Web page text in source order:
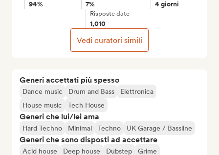
Generi accettati più spesso
Dance music Drum and Bass
Elettronica
House music
Tech House
Generi che lui/lei ama
Hard Techno Minimal Techno UK Garage / Bassline
Generi che sono disposti ad accettare
Acid house Deep house Dubstep
Grime
94% 7% 4 giorni
Risposte date
1,010
Vedi curatori simili